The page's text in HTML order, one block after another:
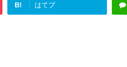
B! はてブ